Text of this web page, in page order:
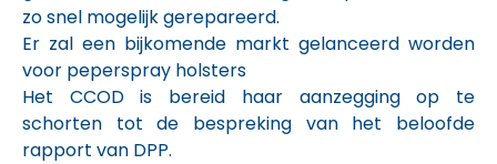
zo snel mogelijk gerepareerd.
Er zal een bijkomende markt gelanceerd worden
voor peperspray holsters
Het CCOD is bereid haar aanzegging op te
schorten tot de bespreking van het beloofde
rapport van DPP.